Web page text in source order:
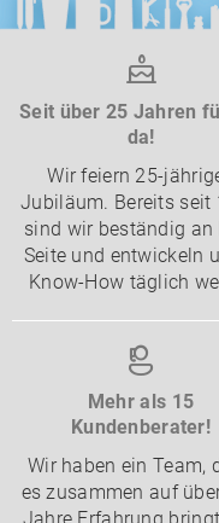
Seit über 25 Jahren
da!
Wir feiern 25-
Jubiläum. Bereits seit
sind wir beständig an
Seite und entwickeln
Know-How täglich
Mehr als 15
Kundenberater!
Wir haben ein Team,
es zusammen auf